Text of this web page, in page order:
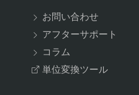
お問い合わせ
アフターサポート
コラム
単位変換ツール